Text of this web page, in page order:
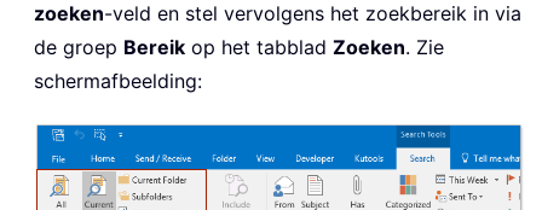
zoeken-veld en stel vervolgens het zoekbereik in via
de groep Bereik op het tabblad Zoeken. Zie
schermafbeelding: